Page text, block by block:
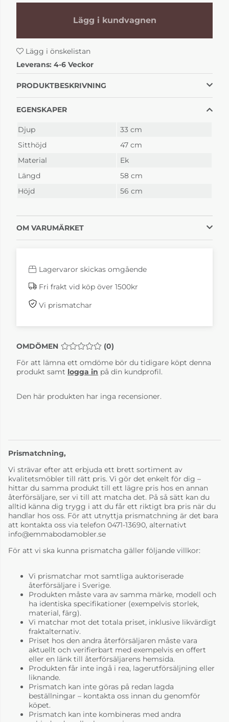
3 995 kr
4-6 Veckor
Sits fårskinnslook
2 785 kr
Sits fårskinnslook
2 785 kr
Lägg i kundvagnen
Lägg i önskelistan
Leverans: 4-6 Veckor
PRODUKTBESKRIVNING
EGENSKAPER
Djup
33 cm
Sitthöjd
47 cm
Material
Ek
Längd
58 cm
Höjd
56 cm
OM VARUMÄRKET
Lagervaror skickas omgående
Fri frakt vid köp över 1500kr
Vi prismatchar
OMDÖMEN MEDELBETYG 0 AV 5 ANTAL BETYG 0
(0)
För att lämna ett omdöme bör du tidigare köpt denna
produkt samt logga in på din kundprofil.
Den här produkten har inga recensioner.
Prismatchning,
Vi strävar efter att erbjuda ett brett sortiment av
kvalitetsmöbler till rätt pris. Vi gör det enkelt för dig –
hittar du samma produkt till ett lägre pris hos en annan
återförsäljare, ser vi till att matcha det. På så sätt kan du
alltid känna dig trygg i att du får ett riktigt bra pris när du
handlar hos oss. För att utnyttja prismatchning är det bara
att kontakta oss via telefon 0471-13690, alternativt
info@emmabodamobler.se
För att vi ska kunna prismatcha gäller följande villkor:
Vi prismatchar mot samtliga auktoriserade
återförsäljare i Sverige.
Produkten måste vara av samma märke, modell och
ha identiska specifikationer (exempelvis storlek,
material, färg).
Vi matchar mot det totala priset, inklusive likvärdigt
fraktalternativ.
Priset hos den andra återförsäljaren måste vara
aktuellt och verifierbart med exempelvis en offert
eller en länk till återförsäljarens hemsida.
Produkten får inte ingå i rea, lagerutförsäljning eller
liknande.
Prismatch kan inte göras på redan lagda
beställningar – kontakta oss innan du genomför
köpet.
Prismatch kan inte kombineras med andra